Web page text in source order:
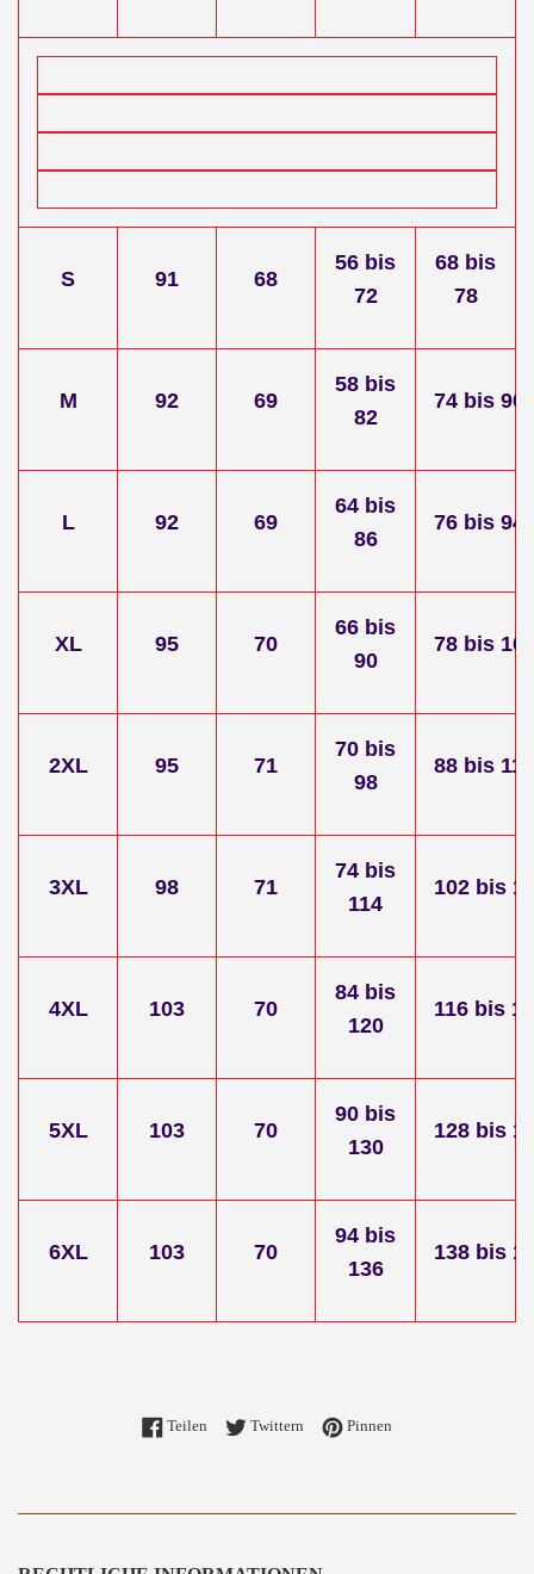
S 91 68
56 bis
72
68 bis
78
M 92 69
58 bis
82
74 bis 90
L 92 69
64 bis
86
76 bis 94
XL 95 70
66 bis
90
78 bis
2XL 95 71
70 bis
98
88 bis 110
3XL 98 71
74 bis
114
102 bis
4XL 103 70
84 bis
120
116 bis
5XL 103 70
90 bis
130
128 bis
6XL 103 70
94 bis
136
138 bis
Teilen Auf Facebook teilen
Twittern Auf Twitter twittern
Pinnen